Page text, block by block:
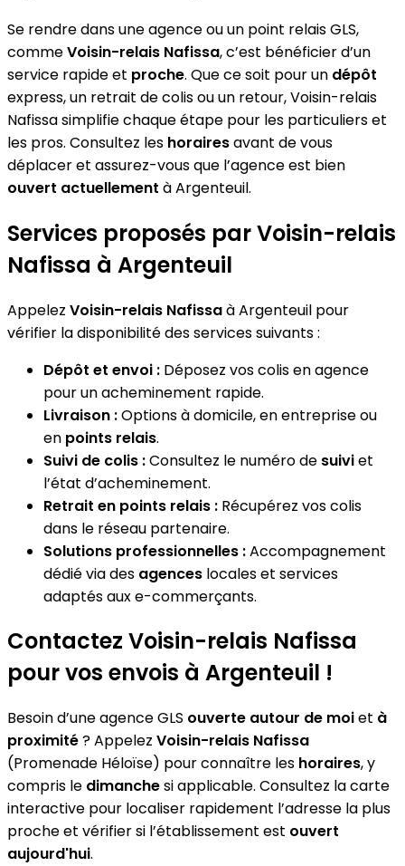
Se rendre dans une agence ou un point relais GLS,
commeVoisin-relais Nafissa, c’est bénéficier d’un
service rapide et proche. Que ce soit pour un dépôt
express, un retrait de colis ou un retour, Voisin-relais
Nafissa simplifie chaque étape pour les particuliers et
les pros. Consultez les horairesavant de vous
déplacer et assurez-vous que l’agence est bien
ouvert actuellement à Argenteuil.
Services proposés par Voisin-relais
Nafissa à Argenteuil
Appelez Voisin-relais Nafissaà Argenteuil pour
vérifier la disponibilité des services suivants :
Dépôt et envoi : Déposez vos colis en agence
pour un acheminement rapide.
Livraison :Options à domicile, en entreprise ou
en points relais.
Suivi de colis :Consultez le numéro de suiviet
l’état d’acheminement.
Retrait en points relais : Récupérez vos colis
dans le réseau partenaire.
Solutions professionnelles :Accompagnement
dédié via des agences locales et services
adaptés aux e-commerçants.
Contactez Voisin-relais Nafissa
pour vos envois à Argenteuil !
Besoin d’une agence GLS ouverte autour de moiet à
proximité? Appelez Voisin-relais Nafissa
(Promenade Héloïse) pour connaître les horaires, y
compris le dimanchesi applicable. Consultez la carte
interactive pour localiser rapidement l’adresse la plus
proche et vérifier si l’établissement est ouvert
aujourd'hui.